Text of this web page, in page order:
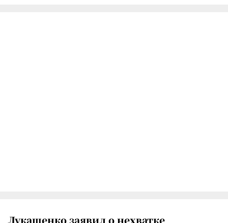
Лукашенко заявил о нехватке